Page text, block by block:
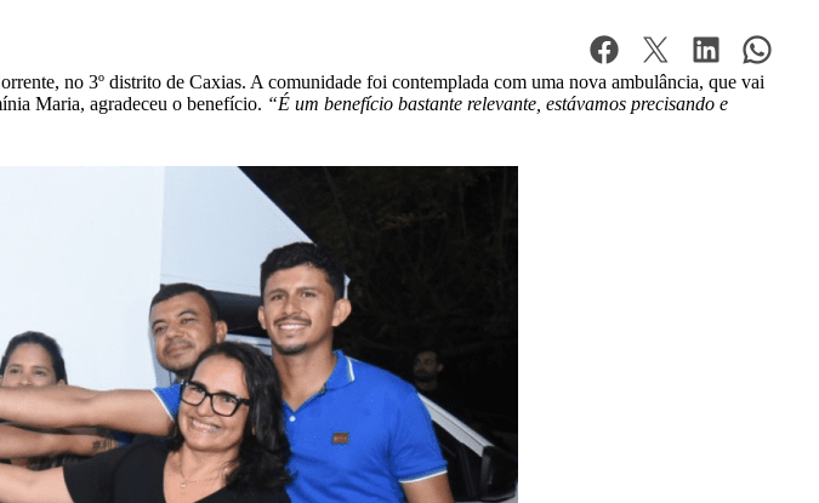
no 3º distrito de Caxias. A comunidade foi contemplada com uma nova ambulância, que vai
Maria, agradeceu o benefício. “É um benefício bastante relevante, estávamos precisando e